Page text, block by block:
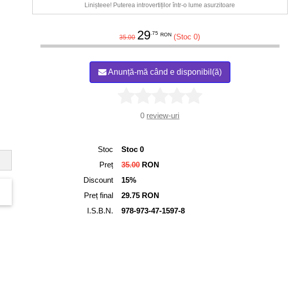
Linișteee! Puterea introvertiților într-o lume asurzitoare
35.00 29 .75 RON (Stoc 0)
Anunță-mă când e disponibil(ă)
0 review-uri
Stoc
Stoc 0
Preț
35.00RON
Discount
15%
Preț final
29.75 RON
I.S.B.N.
978-973-47-1597-8